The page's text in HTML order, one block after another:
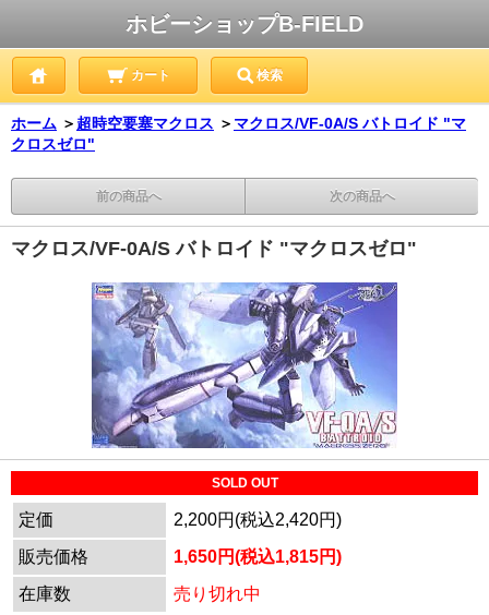
ホビーショップB-FIELD
カート 検索
ホーム ＞ 超時空要塞マクロス ＞ マクロス/VF-0A/S バトロイド "マ
クロスゼロ"
前の商品へ 次の商品へ
マクロス/VF-0A/S バトロイド "マクロスゼロ"
SOLD OUT
定価
2,200円(税込2,420円)
販売価格
1,650円(税込1,815円)
在庫数
売り切れ中